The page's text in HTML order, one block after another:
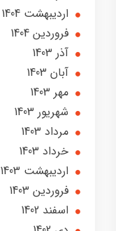
ارديبهشت 1404
فروردین 1404
آذر 1403
آبان 1403
مهر 1403
شهریور 1403
مرداد 1403
خرداد 1403
ارديبهشت 1403
فروردین 1403
اسفند 1402